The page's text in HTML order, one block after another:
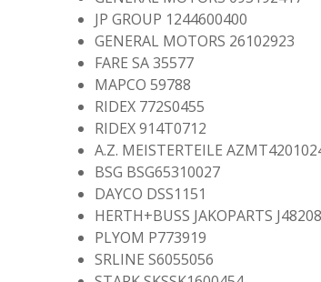
JP GROUP 1244600400
GENERAL MOTORS 26102923
FARE SA 35577
MAPCO 59788
RIDEX 772S0455
RIDEX 914T0712
A.Z. MEISTERTEILE
BSG BSG65310027
DAYCO DSS1151
HERTH+BUSS JAKOPARTS
PLYOM P773919
SRLINE S6055056